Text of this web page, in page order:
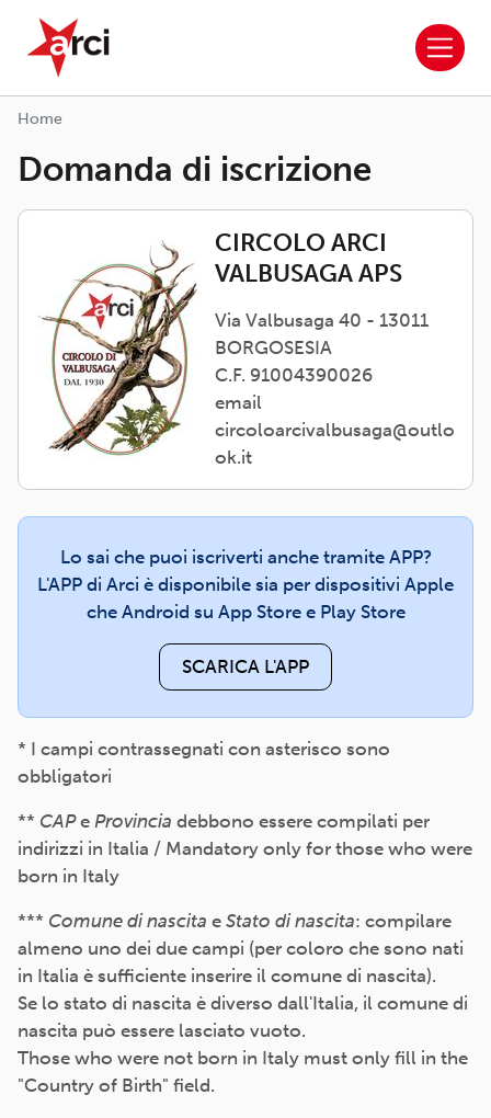
Salta al contenuto principale
ARCI APS
Home
Domanda di iscrizione
CIRCOLO ARCI
VALBUSAGA APS
Via Valbusaga 40 - 13011
BORGOSESIA
C.F. 91004390026
email
circoloarcivalbusaga@outlo
ok.it
Lo sai che puoi iscriverti anche tramite APP?
L'APP di Arci è disponibile sia per dispositivi Apple
che Android su App Store e Play Store
SCARICA L'APP
* I campi contrassegnati con asterisco sono
obbligatori
** CAPe Provincia debbono essere compilati per
indirizzi in Italia / Mandatory only for those who were
born in Italy
*** Comune di nascita e Stato di nascita: compilare
almeno uno dei due campi (per coloro che sono nati
in Italia è sufficiente inserire il comune di nascita).
Se lo stato di nascita è diverso dall'Italia, il comune di
nascita può essere lasciato vuoto.
Those who were not born in Italy must only fill in the
"Country of Birth" field.